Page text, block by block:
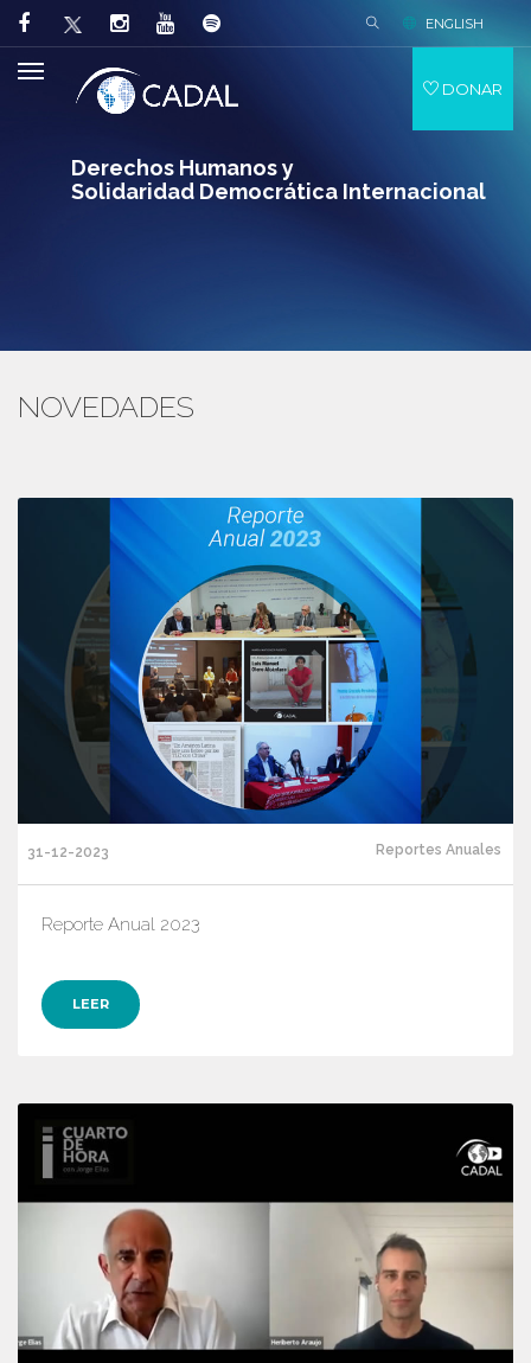
Derechos Humanos y
Solidaridad Democrática Internacional
ENGLISH
DONAR
NOVEDADES
31-12-2023 Reportes Anuales
Reporte Anual 2023
LEER